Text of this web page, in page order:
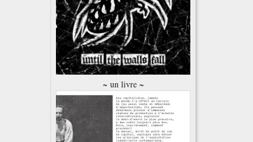
~ un livre ~